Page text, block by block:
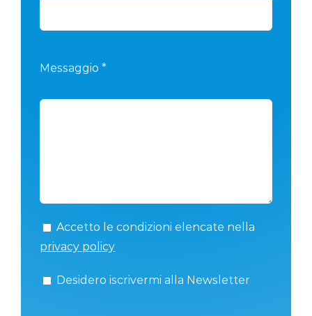
Messaggio *
Accetto le condizioni elencate nella
privacy policy
Desidero iscrivermi alla Newsletter